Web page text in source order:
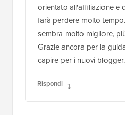
orientato all'affiliazione e
farà perdere molto
sembra molto migliore,
Grazie ancora per la
capire per i nuovi blogger.
Rispondi